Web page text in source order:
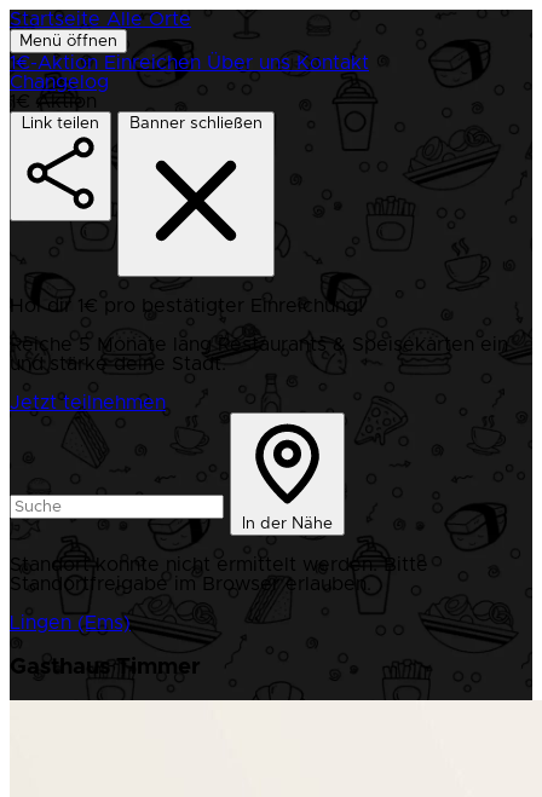
Startseite Alle Orte
Menü öffnen
1€-Aktion Einreichen Über uns Kontakt
Changelog
1€ Aktion
Link teilen Banner schließen
Hol dir 1€ pro bestätigter Einreichung!
Reiche 5 Monate lang Restaurants & Speisekarten ein
und stärke deine Stadt.
Jetzt teilnehmen
In der Nähe
Standort konnte nicht ermittelt werden. Bitte
Standortfreigabe im Browser erlauben.
Lingen (Ems)
Gasthaus Timmer